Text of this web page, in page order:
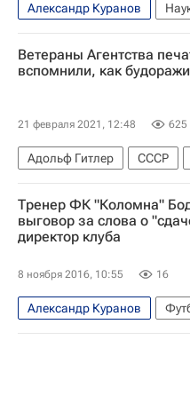
Александр Куранов
Интервью - Авторы
Юрий Гагарин (космонавт)
Международная
Центр подготовки
Владимир Ремек
Россия
Ветераны Агентства
вспомнили, как
21 февраля 2021, 12:48 625
Адольф Гитлер СССР
Чехия
Москва
Совинформбюро
Латинская Америка
Тренер ФК "Коломна"
выговор за слова о
директор клуба
8 ноября 2016, 10:55 16
Александр Куранов
Вторая лига (бывшая ПФЛ)